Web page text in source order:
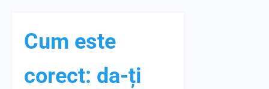
Cum este
corect: da-ți